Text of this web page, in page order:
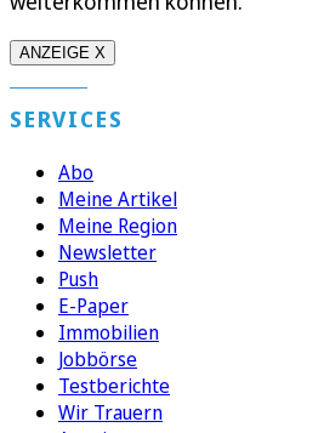
ANZEIGE X
SERVICES
Abo
Meine Artikel
Meine Region
Newsletter
Push
E-Paper
Immobilien
Jobbörse
Testberichte
Wir Trauern